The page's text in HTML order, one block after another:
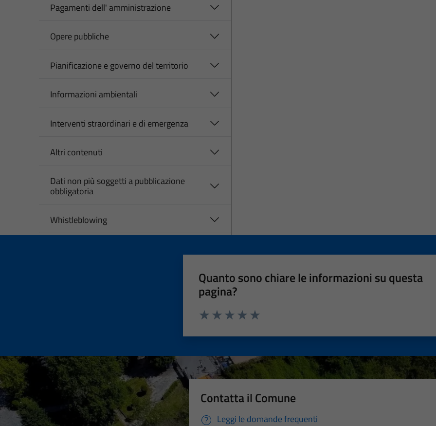
Pagamenti dell' amministrazione
Opere pubbliche
Pianificazione e governo del territorio
Informazioni ambientali
Interventi straordinari e di emergenza
Altri contenuti
Dati non più soggetti a pubblicazione
obbligatoria
Whistleblowing
Quanto sono chiare le informazioni su questa
pagina?
Contatta il Comune
Leggi le domande frequenti